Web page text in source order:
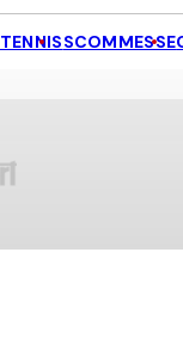
TENNISSCOMMESSE